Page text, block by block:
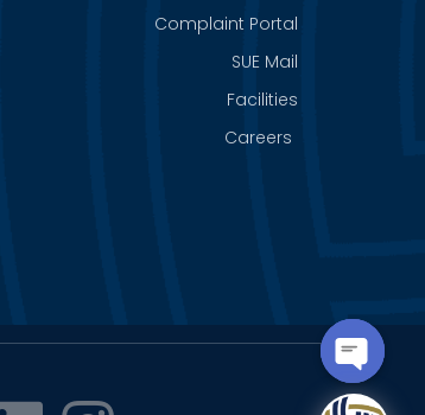
Complaint Portal
SUE Mail
Facilities
Careers
OPEN